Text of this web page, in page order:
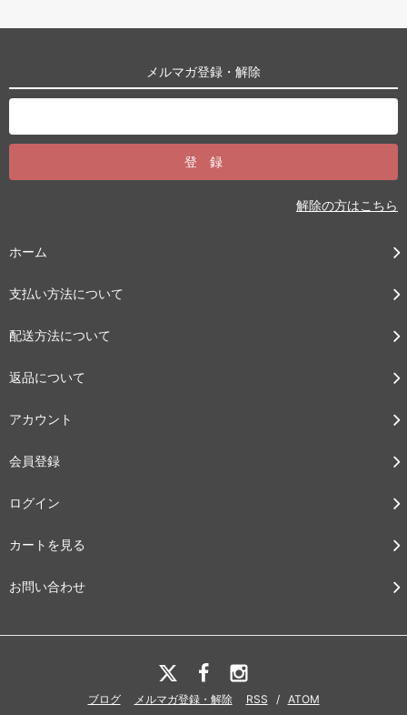
メルマガ登録・解除
解除の方はこちら
ホーム
支払い方法について
配送方法について
返品について
アカウント
会員登録
ログイン
カートを見る
お問い合わせ
ブログ メルマガ登録・解除 RSS / ATOM